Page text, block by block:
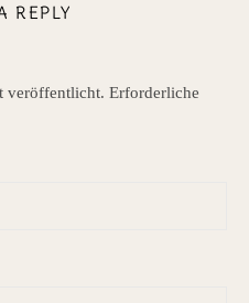
REPLY
veröffentlicht. Erforderliche